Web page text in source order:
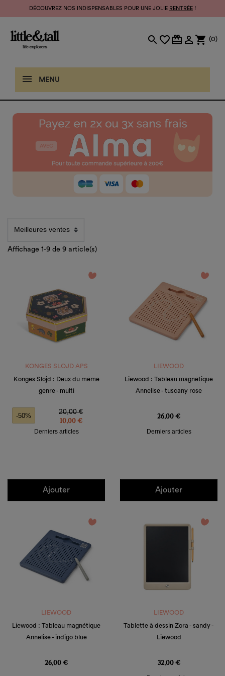
DÉCOUVREZ NOS INDISPENSABLES POUR UNE JOLIE RENTRÉE !
search favorite_bordercard_giftcard  shopping_cart (0)
MENU
Affichage 1-9 de 9 article(s)
favorite_border
KONGES SLOJD APS
Konges Slojd : Deux du même
genre - multi
Prix de base
20,00 €
-50%
Prix
10,00 €
Derniers articles
Ajouter
favorite_border
LIEWOOD
Liewood : Tableau magnétique
Annelise - tuscany rose
26,00 €
Derniers articles
Ajouter
favorite_border
LIEWOOD
Liewood : Tableau magnétique
Annelise - indigo blue
26,00 €
favorite_border
LIEWOOD
Tablette à dessin Zora - sandy -
Liewood
32,00 €